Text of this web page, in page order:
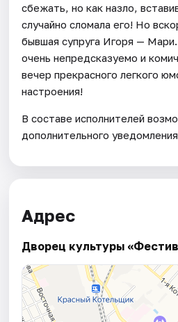
сбежать, но как назло,
случайно сломала его! Но
бывшая супруга Игоря —
очень непредсказуемо и
вечер прекрасного легкого
настроения!
В составе исполнителей
дополнительного
Адрес
Дворец культуры